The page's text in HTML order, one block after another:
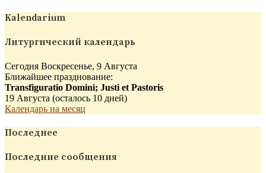
Kalendarium
Литургический календарь
Сегодня Воскресенье, 9 Августа
Ближайшее празднование:
Transfiguratio Domini; Justi et Pastoris
19 Августа (осталось 10 дней)
Календарь на месяц
Последнее
Последние сообщения